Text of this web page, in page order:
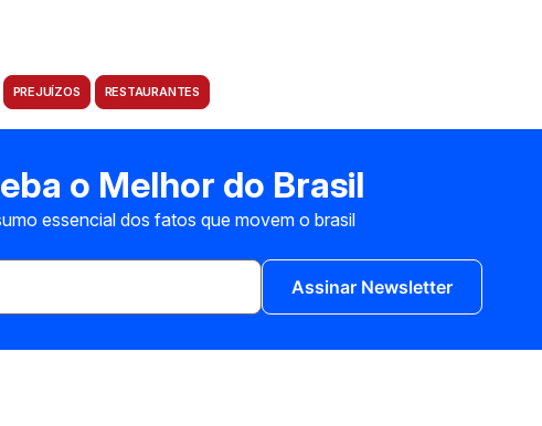
PREJUÍZOS RESTAURANTES
o Melhor do Brasil
essencial dos fatos que movem o brasil
Assinar Newsletter